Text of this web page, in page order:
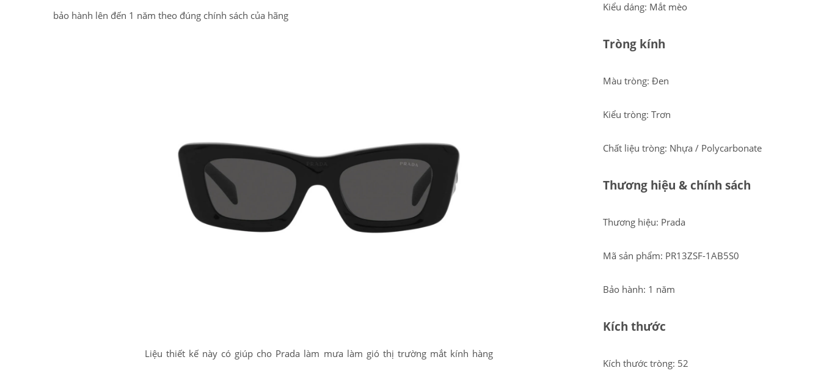
bảo hành lên đến 1 năm theo đúng chính sách của hãng
Liệu thiết kế này có giúp cho Prada làm mưa làm gió thị trường mắt kính hàng
Kiểu dáng: Mắt mèo
Tròng kính
Màu tròng: Đen
Kiểu tròng: Trơn
Chất liệu tròng: Nhựa / Polycarbonate
Thương hiệu & chính sách
Thương hiệu: Prada
Mã sản phẩm: PR13ZSF-1AB5S0
Bảo hành: 1 năm
Kích thước
Kích thước tròng: 52